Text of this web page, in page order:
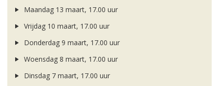
Maandag 13 maart, 17.00 uur
Vrijdag 10 maart, 17.00 uur
Donderdag 9 maart, 17.00 uur
Woensdag 8 maart, 17.00 uur
Dinsdag 7 maart, 17.00 uur